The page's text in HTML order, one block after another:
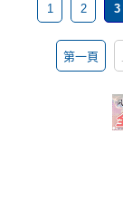
1 2 3
第一頁